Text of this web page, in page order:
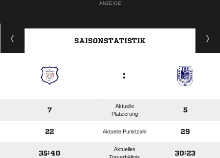
ANZEIGE
SAISONSTATISTIK
:
7
Aktuelle
Platzierung
5
22 Aktuelle Punktzahl 29
35:40
Aktuelles
30:23